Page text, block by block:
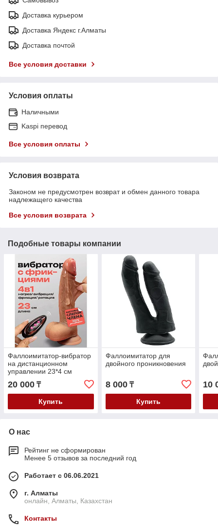
Доставка курьером
Доставка Яндекс г.Алматы
Доставка почтой
Все условия доставки
Условия оплаты
Наличными
Kaspi перевод
Все условия оплаты
Условия возврата
Законом не предусмотрен возврат и обмен данного товара
надлежащего качества
Все условия возврата
Подобные товары компании
Фаллоимитатор-вибратор
на дистанционном
управлении 23*4 см
20 000 ₸
Купить
Фаллоимитатор для
двойного проникновения
8 000₸
Купить
10
О нас
Рейтинг не сформирован
Менее 5 отзывов за последний год
Работает с 06.06.2021
г. Алматы
онлайн, Алматы, Казахстан
Контакты